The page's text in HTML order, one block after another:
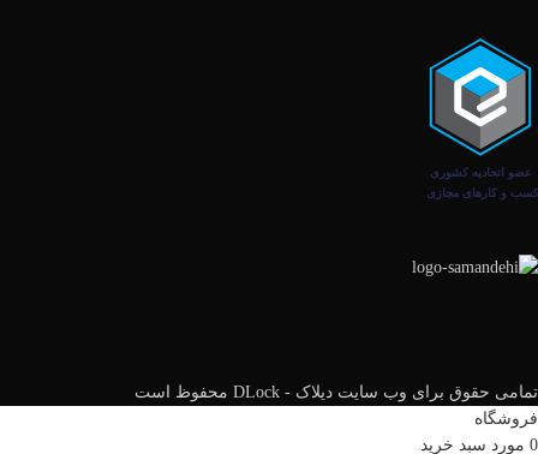
تمامی حقوق برای وب سایت دیلاک - DLock محفوظ است
فروشگاه
0 مورد سبد خرید